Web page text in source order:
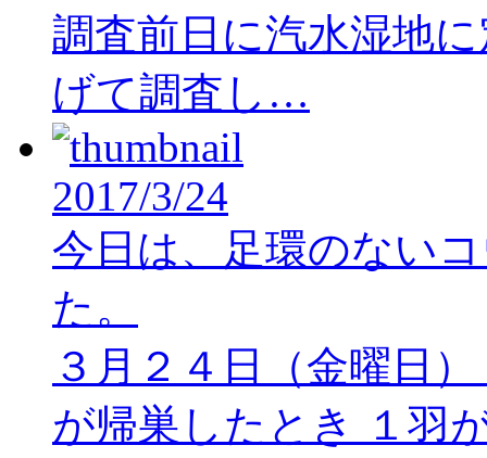
調査前日に汽水湿地
げて調査し…
2017/3/24
今日は、足環のない
た。
３月２４日（金曜日
が帰巣したとき １羽